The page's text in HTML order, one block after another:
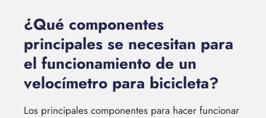
¿Qué componentes
principales se necesitan para
el funcionamiento de un
velocímetro para bicicleta?
Los principales componentes para hacer funcionar